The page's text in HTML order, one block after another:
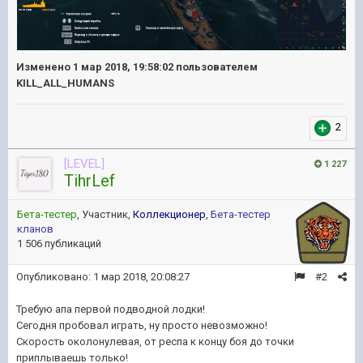
Изменено 1 мар 2018, 19:58:02 пользователем
KILL_ALL_HUMANS
2
1 227
[LEVEL]
TihrLef
Бета-тестер , Участник, Коллекционер Бета-тестер
кланов
1 506 публикаций
#2
Опубликовано: 1 мар 2018, 20:08:27
Требую апа первой подводной лодки!
Сегодня пробовал играть, ну просто невозможно!
Скорость околонулевая, от респа к концу боя до точки
приплываешь только!